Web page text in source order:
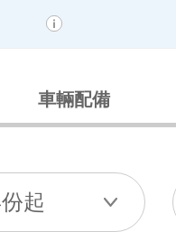
車輛配備